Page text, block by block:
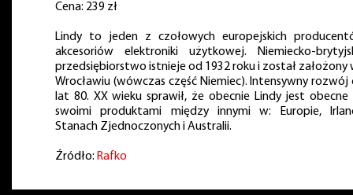
Cena: 239 zł
Lindy to jeden z czołowych europejskich
akcesoriów elektroniki użytkowej. Niemiecko-
przedsiębiorstwo istnieje od 1932 roku i został założony
Wrocławiu (wówczas część Niemiec). Intensywny rozwój
lat 80. XX wieku sprawił, że obecnie Lindy jest obecne
swoimi produktami między innymi w: Europie,
Stanach Zjednoczonych i Australii.
Źródło: Rafko